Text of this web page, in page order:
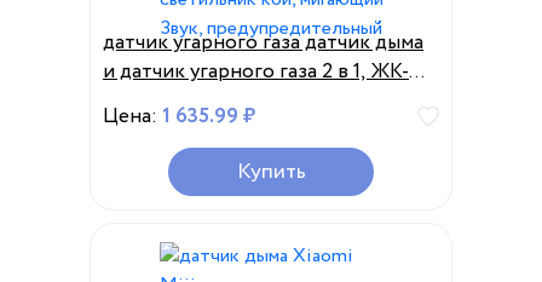
датчик угарного газа датчик дыма
и датчик угарного газа 2 в 1, ЖК-
дисплей, питание от аккумулятора,
сигнализация со светодиодный
светильник кой, мигающий Звук,
предупредительный
Цена: 1 635.99 ₽
Купить